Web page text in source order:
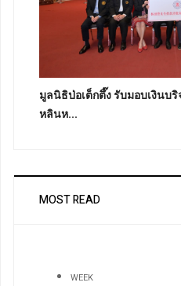
มูลนิธิป่อเต็กตึ๊ง รับมอบเงินบ
หลินห...
MOST READ
WEEK